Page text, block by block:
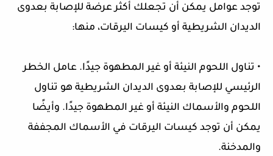
توجد عوامل يمكن أن تجعلك أكثر عرضة للإصابة بعدوى
الديدان الشريطية أو كيسات اليرقات، منها:
• تناول اللحوم النيئة أو غير المطهوة جيدًا. عامل الخطر
الرئيسي للإصابة بعدوى الديدان الشريطية هو تناول
اللحوم والأسماك النيئة أو غير المطهوة جيدًا. وأيضًا
يمكن أن توجد كيسات اليرقات في الأسماك المجففة
والمدخنة.